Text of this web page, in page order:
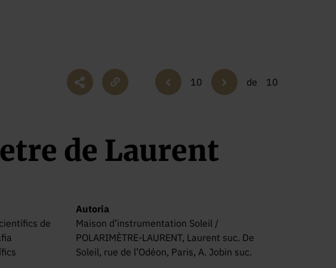
10 de 10
de Laurent
de
Autoria
Maison d’instrumentation Soleil /
POLARIMÈTRE-LAURENT, Laurent suc. De
Soleil, rue de l’Odéon, Paris, A. Jobin suc.